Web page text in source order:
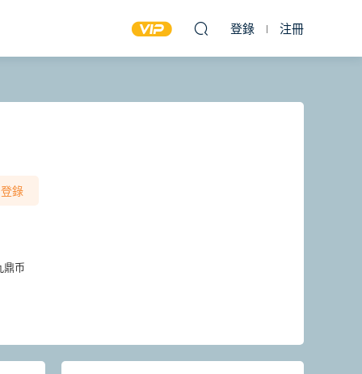
登錄 注冊
登錄
鼎币